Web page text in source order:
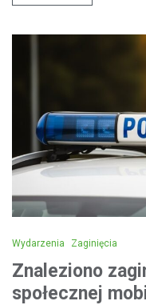
Wydarzenia Zaginięcia
Znaleziono
społecznej